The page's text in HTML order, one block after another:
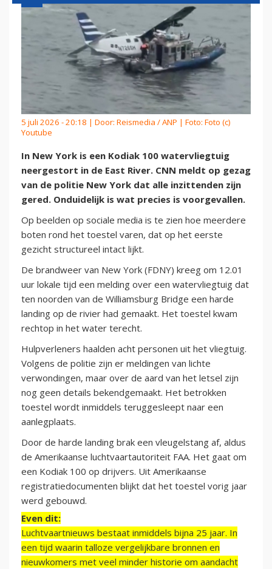
5 juli 2026 - 20:18 | Door: Reismedia / ANP | Foto: Foto (c)
Youtube
In New York is een Kodiak 100 watervliegtuig
neergestort in de East River. CNN meldt op gezag
van de politie New York dat alle inzittenden zijn
gered. Onduidelijk is wat precies is voorgevallen.
Op beelden op sociale media is te zien hoe meerdere
boten rond het toestel varen, dat op het eerste
gezicht structureel intact lijkt.
De brandweer van New York (FDNY) kreeg om 12.01
uur lokale tijd een melding over een watervliegtuig dat
ten noorden van de Williamsburg Bridge een harde
landing op de rivier had gemaakt. Het toestel kwam
rechtop in het water terecht.
Hulpverleners haalden acht personen uit het vliegtuig.
Volgens de politie zijn er meldingen van lichte
verwondingen, maar over de aard van het letsel zijn
nog geen details bekendgemaakt. Het betrokken
toestel wordt inmiddels teruggesleept naar een
aanlegplaats.
Door de harde landing brak een vleugelstang af, aldus
de Amerikaanse luchtvaartautoriteit FAA. Het gaat om
een Kodiak 100 op drijvers. Uit Amerikaanse
registratiedocumenten blijkt dat het toestel vorig jaar
werd gebouwd.
Even dit:
Luchtvaartnieuws bestaat inmiddels bijna 25 jaar. In
een tijd waarin talloze vergelijkbare bronnen en
nieuwkomers met veel minder historie om aandacht